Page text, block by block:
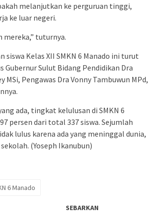
melanjutkan ke perguruan tinggi,
ke luar negeri.
tuturnya.
siswa Kelas XII SMKN 6 Manado ini turut
Gubernur Sulut Bidang Pendidikan Dra
MSi, Pengawas Dra Vonny Tambuwun MPd,
ada, tingkat kelulusan di SMKN 6
persen dari total 337 siswa. Sejumlah
lulus karena ada yang meninggal dunia,
(Yoseph Ikanubun)
6 Manado
SEBARKAN